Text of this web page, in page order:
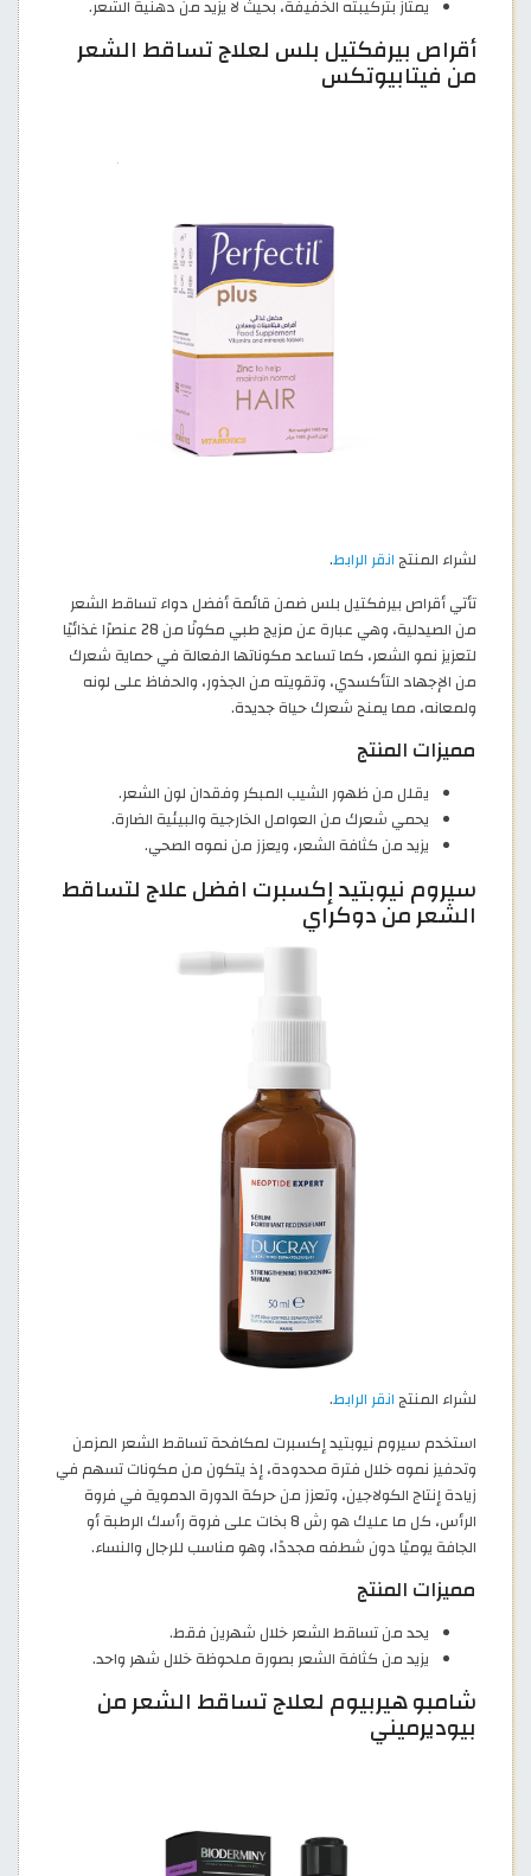
يمتاز بتركيبته الخفيفة، بحيث لا يزيد من دهنية الشعر.
أقراص بيرفكتيل بلس لعلاج تساقط الشعر
من فيتابيوتكس
لشراء المنتج انقر الرابط.
تأتي أقراص بيرفكتيل بلس ضمن قائمة أفضل دواء تساقط الشعر
من الصيدلية، وهي عبارة عن مزيج طبي مكونًا من 28 عنصرًا غذائيًا
لتعزيز نمو الشعر، كما تساعد مكوناتها الفعالة في حماية شعرك
من الإجهاد التأكسدي، وتقويته من الجذور، والحفاظ على لونه
ولمعانه، مما يمنح شعرك حياة جديدة.
مميزات المنتج
يقلل من ظهور الشيب المبكر وفقدان لون الشعر.
يحمي شعرك من العوامل الخارجية والبيئية الضارة.
يزيد من كثافة الشعر، ويعزز من نموه الصحي.
سيروم نيوبتيد إكسبرت افضل علاج لتساقط
الشعر من دوكراي
لشراء المنتج انقر الرابط.
استخدم سيروم نيوبتيد إكسبرت لمكافحة تساقط الشعر المزمن
وتحفيز نموه خلال فترة محدودة، إذ يتكون من مكونات تسهم في
زيادة إنتاج الكولاجين، وتعزز من حركة الدورة الدموية في فروة
الرأس، كل ما عليك هو رش 8 بخات على فروة رأسك الرطبة أو
الجافة يوميًا دون شطفه مجددًا، وهو مناسب للرجال والنساء.
مميزات المنتج
يحد من تساقط الشعر خلال شهرين فقط.
يزيد من كثافة الشعر بصورة ملحوظة خلال شهر واحد.
شامبو هيربيوم لعلاج تساقط الشعر من
بيوديرميني